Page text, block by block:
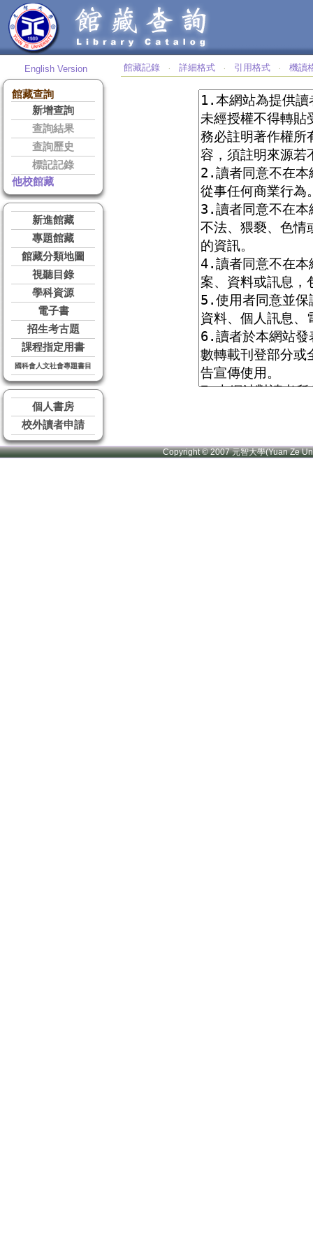
English Version
館藏查詢
新增查詢
查詢結果
查詢歷史
標記記錄
他校館藏
新進館藏
專題館藏
館藏分類地圖
視聽目錄
學科資源
電子書
招生考古題
課程指定用書
國科會人文社會專題書目
個人書房
校外讀者申請
館藏記錄 ‧ 詳細格式 ‧ 引用格式 ‧ 機讀
Copyright © 2007 元智大學(Yuan Ze